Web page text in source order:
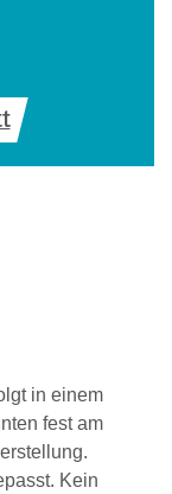
in einem
fest am
Kein